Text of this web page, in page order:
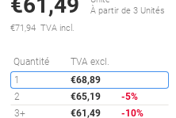
À partir de 3 Unités
€71,94 TVA incl.
Quantité TVA excl.
1
€68,89
2
€65,19
-5%
3+
€61,49 -10%